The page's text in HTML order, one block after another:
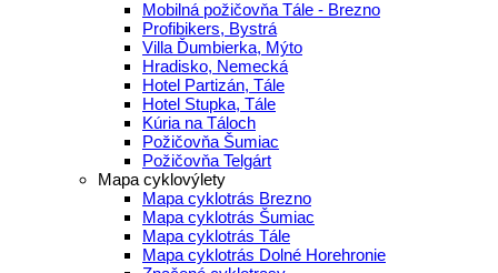
Mobilná požičovňa Tále - Brezno
Profibikers, Bystrá
Villa Ďumbierka, Mýto
Hradisko, Nemecká
Hotel Partizán, Tále
Hotel Stupka, Tále
Kúria na Táloch
Požičovňa Šumiac
Požičovňa Telgárt
Mapa cyklovýlety
Mapa cyklotrás Brezno
Mapa cyklotrás Šumiac
Mapa cyklotrás Tále
Mapa cyklotrás Dolné Horehronie